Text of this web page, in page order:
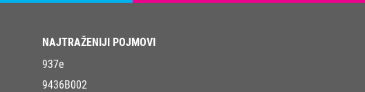
NAJTRAŽENIJI POJMOVI
937e
9436B002